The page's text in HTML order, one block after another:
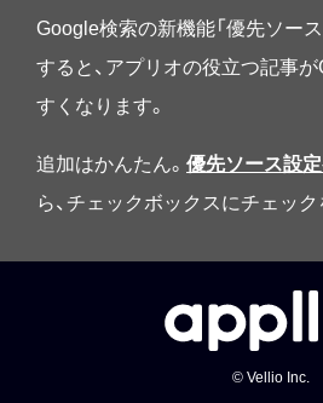
Google検索の新機能「優先ソー
すると、アプリオの役立つ記事
すくなります。
追加はかんたん。 優先ソース設
ら、チェックボックスにチェック
© Vellio Inc.